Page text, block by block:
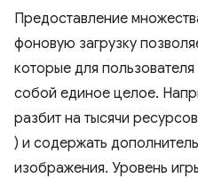
Предоставление
фоновую загрузку
которые для
собой единое целое.
разбит на тысячи
) и содержать
изображения. Уровень